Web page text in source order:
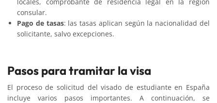
consular.
Pago de tasas: las tasas aplican según la nacionalidad del
solicitante, salvo excepciones.
Pasos para tramitar la visa
El proceso de solicitud del visado de estudiante en España
incluye varios pasos importantes. A continuación, se